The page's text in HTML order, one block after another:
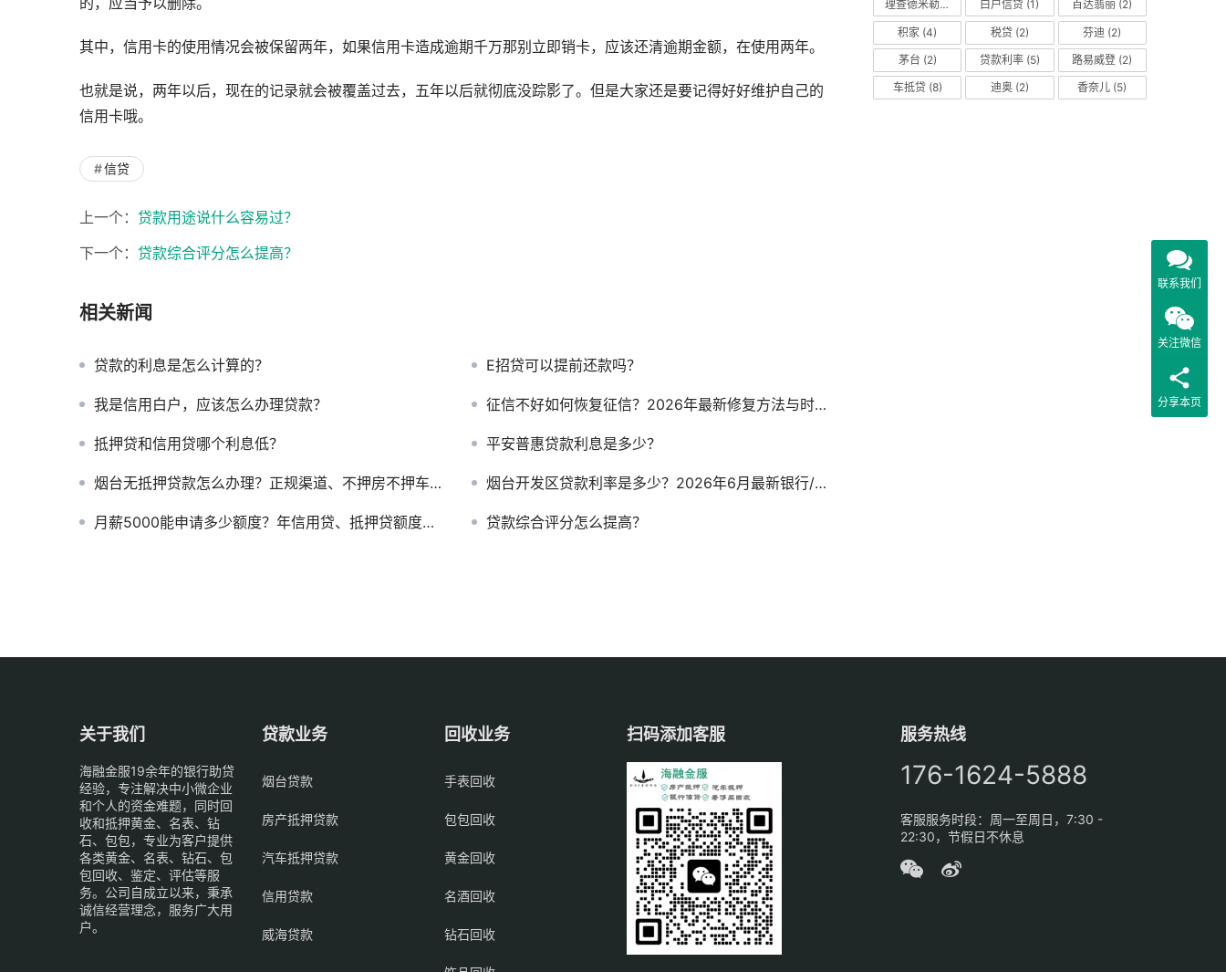
其中，信用卡的使用情况会被保留两年，如果信用卡造成逾期千万那别立即销卡，应该还清逾期金额，在使用两年。
也就是说，两年以后，现在的记录就会被覆盖过去，五年以后就彻底没踪影了。但是大家还是要记得好好维护自己的
信用卡哦。
信贷
上一个： 贷款用途说什么容易过？
下一个： 贷款综合评分怎么提高？
相关新闻
贷款的利息是怎么计算的？ E招贷可以提前还款吗？
我是信用白户，应该怎么办理贷款？ 征信不好如何恢复征信？2026年最新修复方法与时间周期全解析
抵押贷和信用贷哪个利息低？ 平安普惠贷款利息是多少？
烟台无抵押贷款怎么办理？正规渠道、不押房不押车、快速到账 烟台开发区贷款利率是多少？2026年6月最新银行/机构/抵押贷全对比（附真实案例）
月薪5000能申请多少额度？年信用贷、抵押贷额度对比！ 贷款综合评分怎么提高？
理查德米勒
(2) 白户信贷 (1) 百达翡丽 (2)
积家 (4) 税贷(2) 芬迪 (2)
茅台 (2) 贷款利率(5) 路易威登 (2)
车抵贷(8) 迪奥(2) 香奈儿 (5)
关于我们
海融金服19余年的银行助贷
经验，专注解决中小微企业
和个人的资金难题，同时回
收和抵押黄金、名表、钻
石、包包，专业为客户提供
各类黄金、名表、钻石、包
包回收、鉴定、评估等服
务。公司自成立以来，秉承
诚信经营理念，服务广大用
户。
贷款业务
烟台贷款
房产抵押贷款
汽车抵押贷款
信用贷款
威海贷款
回收业务
手表回收
包包回收
黄金回收
名酒回收
钻石回收
扫码添加客服 服务热线
176-1624-5888
客服服务时段：周一至周日，7:30 -
22:30，节假日不休息
联系我们
关注微信
分享本页